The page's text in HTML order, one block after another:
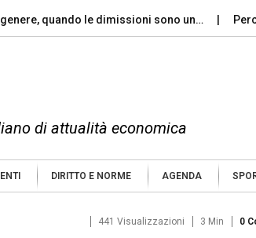
quando le dimissioni sono un… Perché il
di attualità economica
DIRITTO E NORME AGENDA
441 Visualizzazioni 3 Min 0